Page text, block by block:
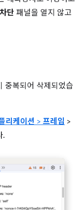
단 패널을 열지 않고
중복되어 삭제되었습
리케이션 > 프레임 >
.